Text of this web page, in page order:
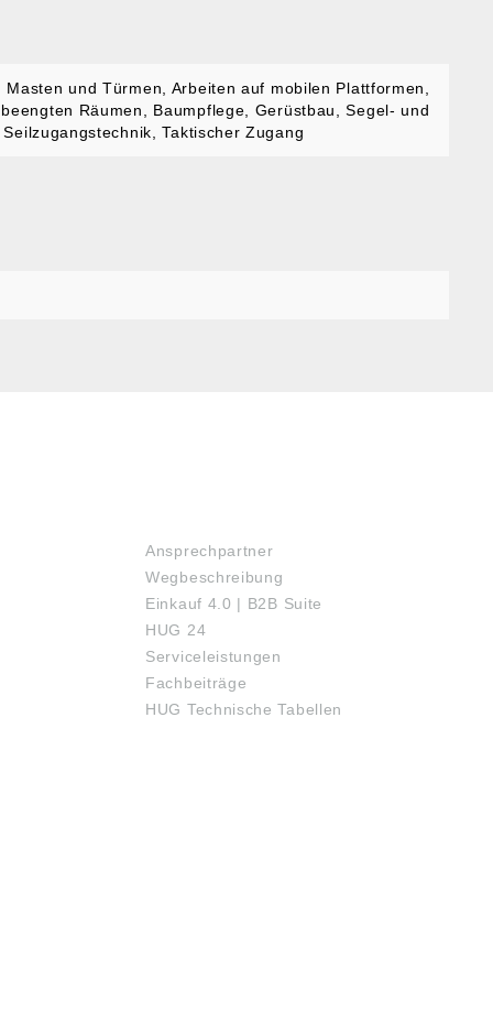
Masten und Türmen , Arbeiten auf mobilen Plattformen
Räumen
, Baumpflege , Gerüstbau
, Segel- und
Seilzugangstechnik , Taktischer Zugang
Ansprechpartner
Wegbeschreibung
Einkauf 4.0 | B2B Suite
HUG 24
Serviceleistungen
Fachbeiträge
HUG Technische Tabellen